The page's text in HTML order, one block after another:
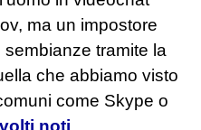
ma un impostore
tramite la
che abbiamo visto
come Skype o
noti.